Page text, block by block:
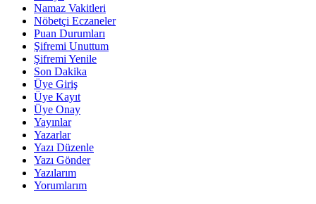
Namaz Vakitleri
Nöbetçi Eczaneler
Puan Durumları
Şifremi Unuttum
Şifremi Yenile
Son Dakika
Üye Giriş
Üye Kayıt
Üye Onay
Yayınlar
Yazarlar
Yazı Düzenle
Yazı Gönder
Yazılarım
Yorumlarım